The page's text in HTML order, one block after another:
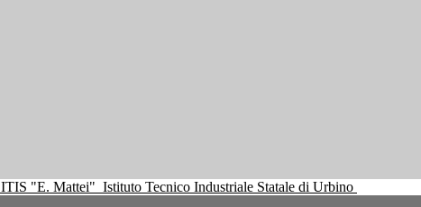
ITIS "E. Mattei" Istituto Tecnico Industriale Statale di Urbino